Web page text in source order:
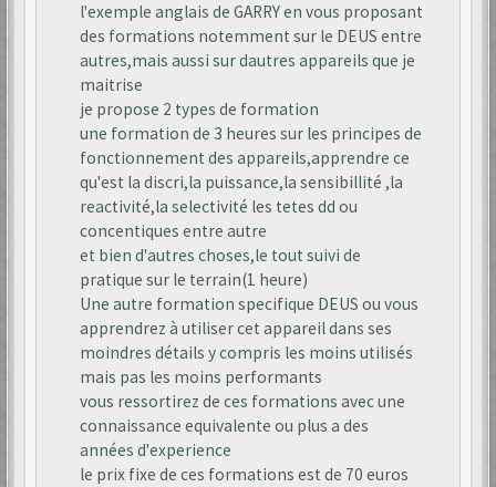
l'exemple anglais de GARRY en vous proposant
des formations notemment sur le DEUS entre
autres,mais aussi sur dautres appareils que je
maitrise
je propose 2 types de formation
une formation de 3 heures sur les principes de
fonctionnement des appareils,apprendre ce
qu'est la discri,la puissance,la sensibillité ,la
reactivité,la selectivité les tetes dd ou
concentiques entre autre
et bien d'autres choses,le tout suivi de
pratique sur le terrain(1 heure)
Une autre formation specifique DEUS ou vous
apprendrez à utiliser cet appareil dans ses
moindres détails y compris les moins utilisés
mais pas les moins performants
vous ressortirez de ces formations avec une
connaissance equivalente ou plus a des
années d'experience
le prix fixe de ces formations est de 70 euros